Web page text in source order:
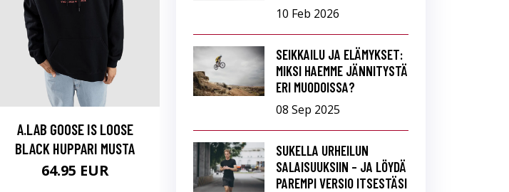
10 Feb 2026
SEIKKAILU JA ELÄMYKSET:
MIKSI HAEMME JÄNNITYSTÄ
ERI MUODOISSA?
08 Sep 2025
SUKELLA URHEILUN
SALAISUUKSIIN – JA LÖYDÄ
PAREMPI VERSIO ITSESTÄSI
A.LAB GOOSE IS LOOSE
BLACK HUPPARI MUSTA
64.95 EUR